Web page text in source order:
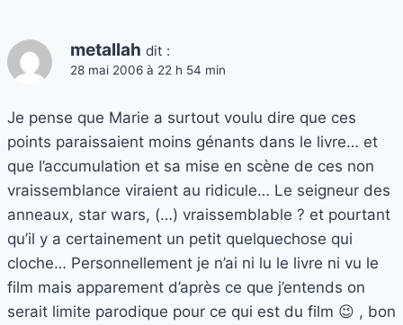
metallah dit :
28 mai 2006 à 22 h 54 min
Je pense que Marie a surtout voulu dire que ces
points paraissaient moins génants dans le livre… et
que l’accumulation et sa mise en scène de ces non
vraissemblance viraient au ridicule… Le seigneur des
anneaux, star wars, (…) vraissemblable ? et pourtant
qu’il y a certainement un petit quelquechose qui
cloche… Personnellement je n’ai ni lu le livre ni vu le
film mais apparement d’après ce que j’entends on
serait limite parodique pour ce qui est du film 😉 , bon